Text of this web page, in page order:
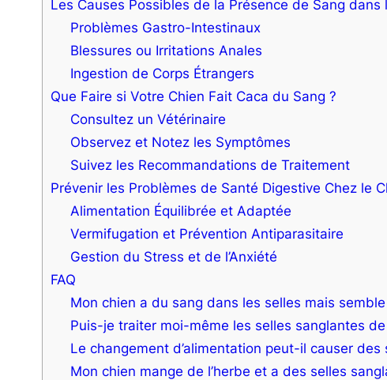
Les Causes Possibles de la Présence de Sang dans
Problèmes Gastro-Intestinaux
Blessures ou Irritations Anales
Ingestion de Corps Étrangers
Que Faire si Votre Chien Fait Caca du Sang ?
Consultez un Vétérinaire
Observez et Notez les Symptômes
Suivez les Recommandations de Traitement
Prévenir les Problèmes de Santé Digestive Chez le
Alimentation Équilibrée et Adaptée
Vermifugation et Prévention Antiparasitaire
Gestion du Stress et de l’Anxiété
FAQ
Mon chien a du sang dans les selles mais
Puis-je traiter moi-même les selles sanglantes
Le changement d’alimentation peut-il causer
Mon chien mange de l’herbe et a des selles